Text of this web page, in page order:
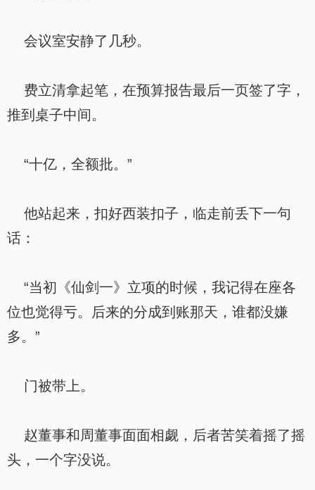
会议室安静了几秒。
费立清拿起笔，在预算报告最后一页签了字，
推到桌子中间。
“十亿，全额批。”
他站起来，扣好西装扣子，临走前丢下一句
话：
“当初《仙剑一》立项的时候，我记得在座各
位也觉得亏。后来的分成到账那天，谁都没嫌
多。”
门被带上。
赵董事和周董事面面相觑，后者苦笑着摇了摇
头，一个字没说。